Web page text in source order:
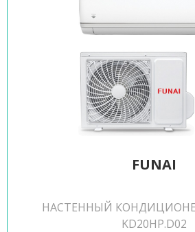
FUNAI
НАСТЕННЫЙ КОНДИЦИОНЕР
KD20HP.D02